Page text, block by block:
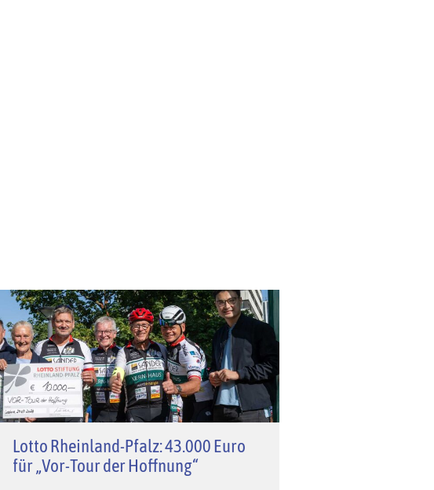
Lotto Rheinland-Pfalz: 43.000 Euro
für „Vor-Tour der Hoffnung“